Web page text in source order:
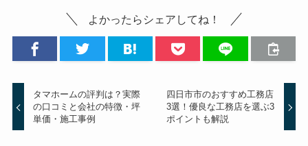
よかったらシェアしてね！
タマホームの評判は？実際
の口コミと会社の特徴・坪
単価・施工事例
四日市市のおすすめ工務店
3選！優良な工務店を選ぶ3
ポイントも解説